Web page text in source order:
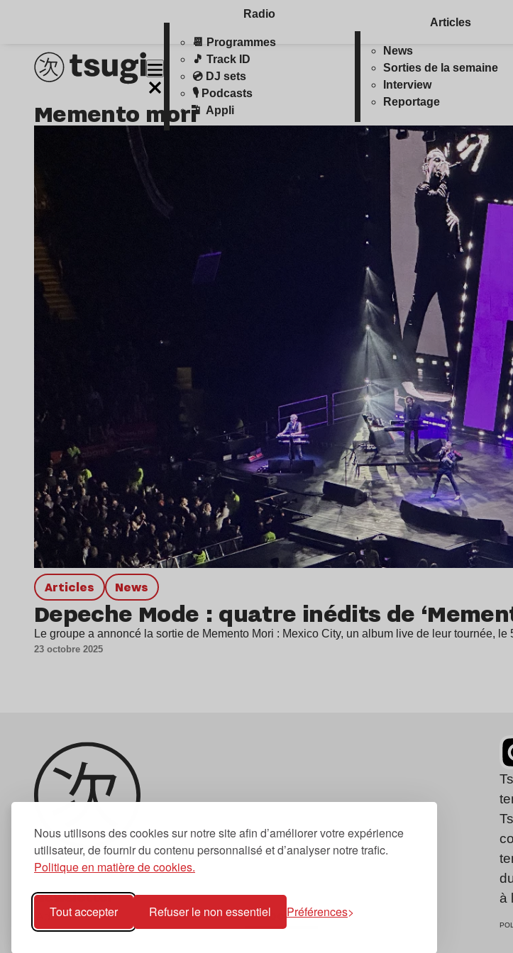
Nous utilisons des cookies sur notre site afin d’améliorer votre expérience
utilisateur, de fournir du contenu personnalisé et d’analyser notre trafic.
Politique en matière de cookies.
Tout accepter Refuser le non essentiel Préférences
Radio
📆 Programmes
🎵 Track ID
💿 DJ sets
🎙️ Podcasts
📱 Appli
Articles
News
Sorties de la semaine
Interview
Reportage
memento mori
Articles news
Depeche Mode : quatre inédits de
Le groupe a annoncé la sortie de Memento Mori : Mexico City, un album live de leur tournée, le
23 octobre 2025
Newsletter
S'abonner
à